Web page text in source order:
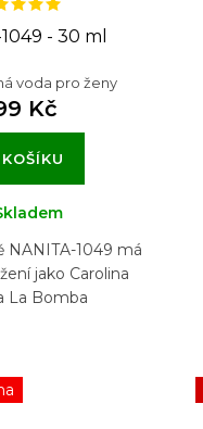
- 30 ml
voda pro ženy
Kč
NANITA-1049 má
jako Carolina
La Bomba